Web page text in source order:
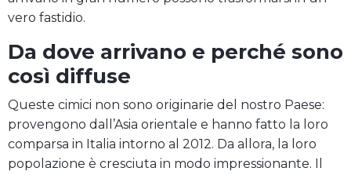
vero fastidio.
Da dove arrivano e perché sono
così diffuse
Queste cimici non sono originarie del nostro Paese:
provengono dall’Asia orientale e hanno fatto la loro
comparsa in Italia intorno al 2012. Da allora, la loro
popolazione è cresciuta in modo impressionante. Il